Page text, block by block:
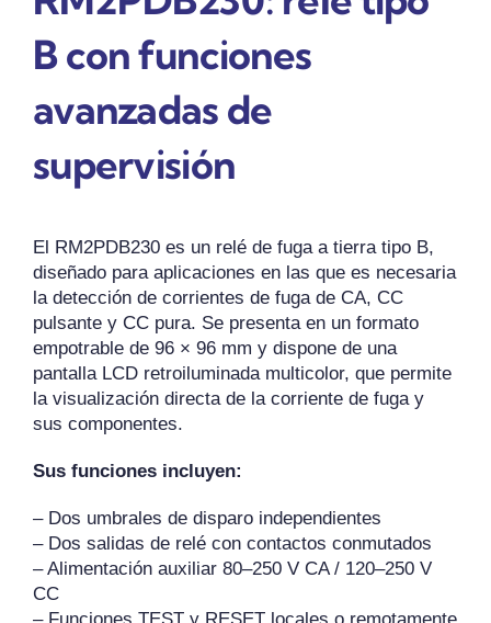
B con funciones
avanzadas de
supervisión
El RM2PDB230 es un relé de fuga a tierra tipo B,
diseñado para aplicaciones en las que es necesaria
la detección de corrientes de fuga de CA, CC
pulsante y CC pura. Se presenta en un formato
empotrable de 96 × 96 mm y dispone de una
pantalla LCD retroiluminada multicolor, que permite
la visualización directa de la corriente de fuga y
sus componentes.
Sus funciones incluyen:
– Dos umbrales de disparo independientes
– Dos salidas de relé con contactos conmutados
– Alimentación auxiliar 80–250 V CA / 120–250 V
CC